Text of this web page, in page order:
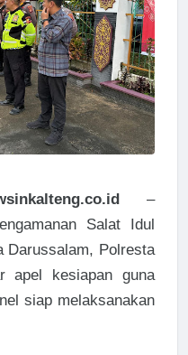
–
Salat Idul
Darussalam, Polresta
apel kesiapan guna
siap melaksanakan